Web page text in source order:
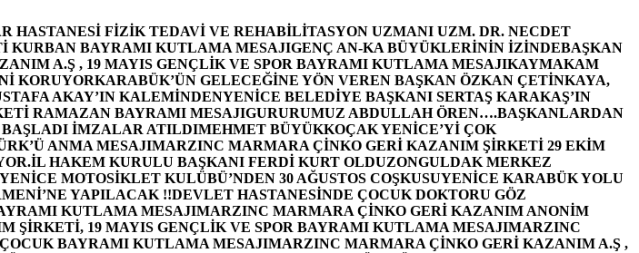
HASTANESİ FİZİK TEDAVİ VE REHABİLİTASYON UZMANI UZM. DR. NECDET
KURBAN BAYRAMI KUTLAMA MESAJIGENÇ AN-KA BÜYÜKLERİNİN İZİNDEBAŞKAN
A.Ş , 19 MAYIS GENÇLİK VE SPOR BAYRAMI KUTLAMA MESAJIKAYMAKAM
KORUYORKARABÜK’ÜN GELECEĞİNE YÖN VEREN BAŞKAN ÖZKAN ÇETİNKAYA,
AKAY’IN KALEMİNDENYENİCE BELEDİYE BAŞKANI SERTAŞ KARAKAŞ’IN
RAMAZAN BAYRAMI MESAJIGURURUMUZ ABDULLAH ÖREN….BAŞKANLARDAN
İMZALAR ATILDIMEHMET BÜYÜKKOÇAK YENİCE’Yİ ÇOK
ANMA MESAJIMARZINC MARMARA ÇİNKO GERİ KAZANIM ŞİRKETİ 29 EKİM
İL HAKEM KURULU BAŞKANI FERDİ KURT OLDUZONGULDAK MERKEZ
MOTOSİKLET KULÜBÜ’NDEN 30 AĞUSTOS COŞKUSUYENİCE KARABÜK YOLU
YAPILACAK !!DEVLET HASTANESİNDE ÇOCUK DOKTORU GÖZ
KUTLAMA MESAJIMARZINC MARMARA ÇİNKO GERİ KAZANIM ANONİM
ŞİRKETİ, 19 MAYIS GENÇLİK VE SPOR BAYRAMI KUTLAMA MESAJIMARZINC
BAYRAMI KUTLAMA MESAJIMARZINC MARMARA ÇİNKO GERİ KAZANIM A.Ş ,